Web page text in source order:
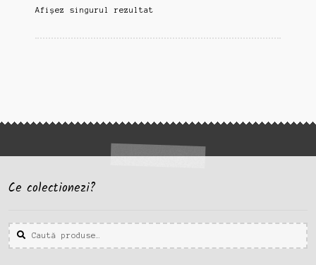
Afișez singurul rezultat
Ce colectionezi?
Caută
după:
Caută